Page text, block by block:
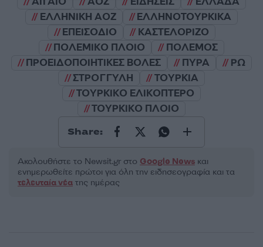
ΕΛΛΗΝΙΚΗ ΑΟΖ
ΕΛΛΗΝΟΤΟΥΡΚΙΚΑ
ΕΠΕΙΣΟΔΙΟ
ΚΑΣΤΕΛΟΡΙΖΟ
ΠΟΛΕΜΙΚΟ ΠΛΟΙΟ
ΠΟΛΕΜΟΣ
ΠΡΟΕΙΔΟΠΟΙΗΤΙΚΕΣ ΒΟΛΕΣ
ΠΥΡΑ
ΡΩ
ΣΤΡΟΓΓΥΛΗ
ΤΟΥΡΚΙΑ
ΤΟΥΡΚΙΚΟ ΕΛΙΚΟΠΤΕΡΟ
ΤΟΥΡΚΙΚΟ ΠΛΟΙΟ
Share:
Ακολουθήστε το Νewsit.gr στο Google News και
ενημερωθείτε πρώτοι για όλη την ειδησεογραφία και τα
τελευταία νέα της ημέρας